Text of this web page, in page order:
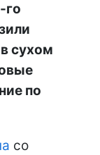
го
сухом
по
со